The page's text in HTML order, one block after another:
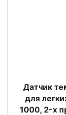
Датчик
для
1000, 2-х